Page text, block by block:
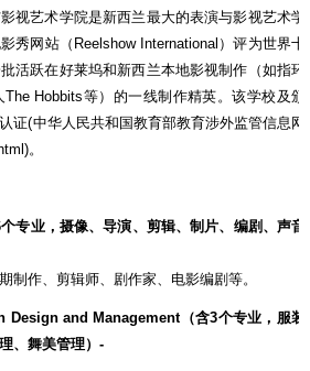
视艺术学院是新西兰最大的表演与影视艺术学
秀网站（ Reelshow International ）评为世界十
活跃在好莱坞和新西兰本地影视制作（如指环
The Hobbits等）的一线制作精英。该学校及颁
证(中华人民共和国教育部教育涉外监管信息网
。
个专业，摄像、导演、剪辑、制片、编剧、声音
制作、剪辑师、剧作家、电影编剧等。
Design and Management （含3个专业，服装
、舞美管理） -